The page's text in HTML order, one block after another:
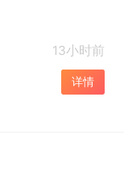
13小时前
详情